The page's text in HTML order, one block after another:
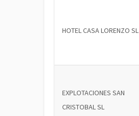
HOTEL CASA LORENZO SL
EXPLOTACIONES SAN
CRISTOBAL SL